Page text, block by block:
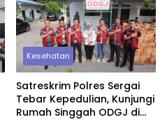
Kesehatan
Satreskrim Polres Sergai
Tebar Kepedulian, Kunjungi
Rumah Singgah ODGJ di